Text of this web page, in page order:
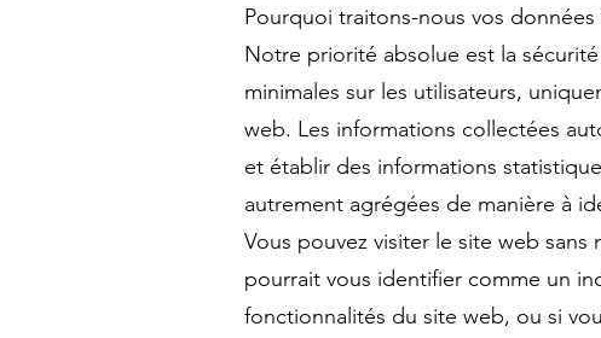
Pourquoi traitons-nous vos données
Notre priorité absolue est la
minimales sur les utilisateurs,
web. Les informations collectées
et établir des informations
autrement agrégées de manière à
Vous pouvez visiter le site web
pourrait vous identifier comme un
fonctionnalités du site web, ou si